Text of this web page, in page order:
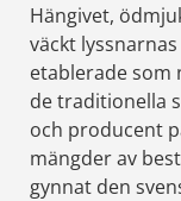
Hängivet,
väckt
etablerade som
de traditionella
och producent
mängder av
gynnat den